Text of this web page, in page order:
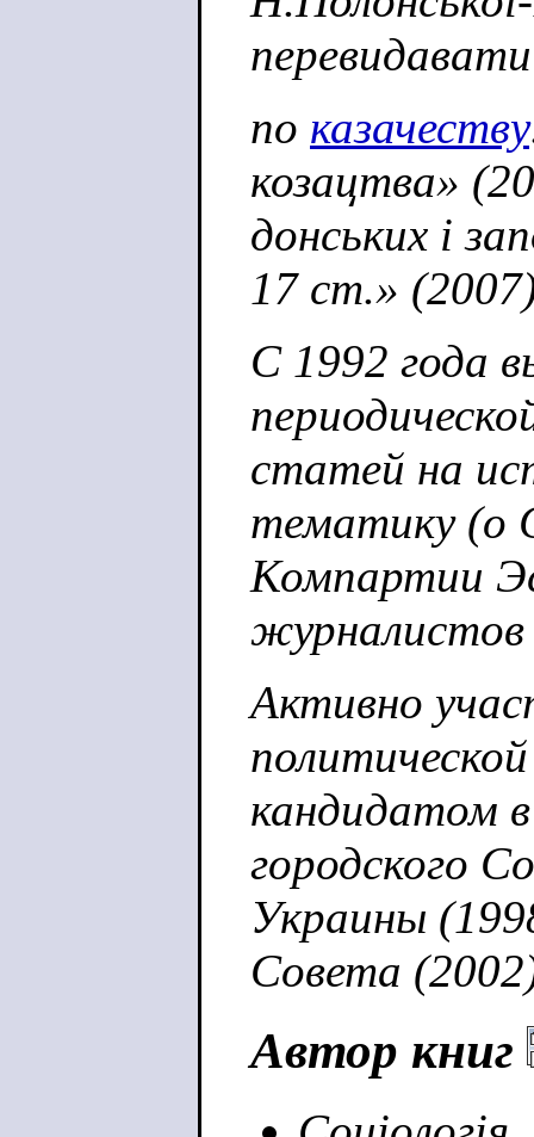
по казачеству
козацтва»
донських і
17 ст.»
С 1992 года
статей на
тематику (о
Компартии
журналистов
Активно
кандидатом
городского
Украины
Совета
Автор книг